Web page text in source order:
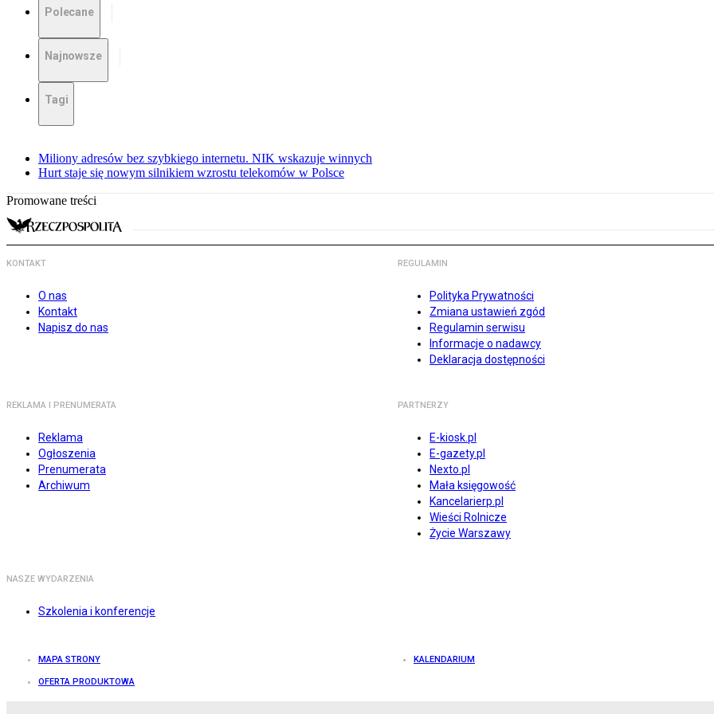
Polecane
Najnowsze
Tagi
Miliony adresów bez szybkiego internetu. NIK wskazuje winnych
Hurt staje się nowym silnikiem wzrostu telekomów w Polsce
Promowane treści
KONTAKT
O nas
Kontakt
Napisz do nas
REGULAMIN
Polityka Prywatności
Zmiana ustawień zgód
Regulamin serwisu
Informacje o nadawcy
Deklaracja dostępności
REKLAMA I PRENUMERATA
Reklama
Ogłoszenia
Prenumerata
Archiwum
PARTNERZY
E-kiosk.pl
E-gazety.pl
Nexto.pl
Mała księgowość
Kancelarierp.pl
Wieści Rolnicze
Życie Warszawy
NASZE WYDARZENIA
Szkolenia i konferencje
MAPA STRONY KALENDARIUM
OFERTA PRODUKTOWA